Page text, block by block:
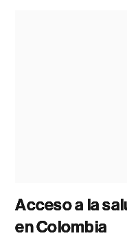
Acceso a la
en Colombia